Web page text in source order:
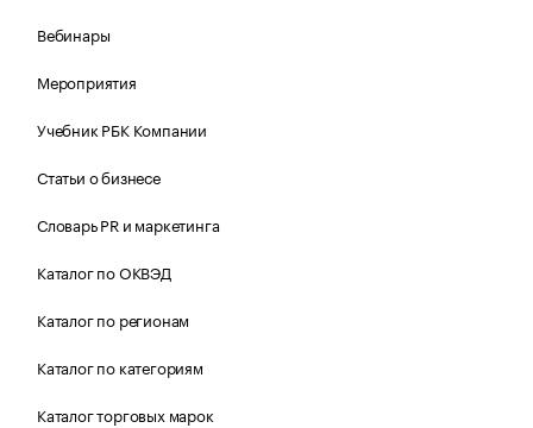
Вебинары
Мероприятия
Учебник РБК Компании
Статьи о бизнесе
Словарь PR и маркетинга
Каталог по ОКВЭД
Каталог по регионам
Каталог по категориям
Каталог торговых марок